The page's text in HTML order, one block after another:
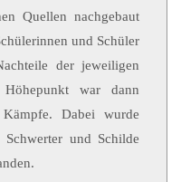
Quellen nachgebaut
und Schüler
der jeweiligen
war dann
Dabei wurde
und Schilde